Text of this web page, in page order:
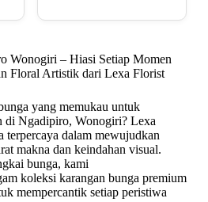
Wonogiri – Hiasi Setiap Momen
Floral Artistik dari Lexa Florist
yang memukau untuk
di Ngadipiro, Wonogiri? Lexa
terpercaya dalam mewujudkan
makna dan keindahan visual.
bunga, kami
koleksi karangan bunga premium
mempercantik setiap peristiwa